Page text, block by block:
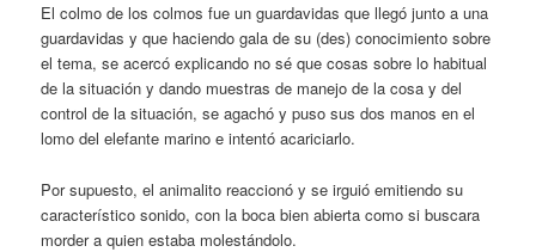
El colmo de los colmos fue un guardavidas que llegó junto a una
guardavidas y que haciendo gala de su (des) conocimiento sobre
el tema, se acercó explicando no sé que cosas sobre lo habitual
de la situación y dando muestras de manejo de la cosa y del
control de la situación, se agachó y puso sus dos manos en el
lomo del elefante marino e intentó acariciarlo.
Por supuesto, el animalito reaccionó y se irguió emitiendo su
característico sonido, con la boca bien abierta como si buscara
morder a quien estaba molestándolo.